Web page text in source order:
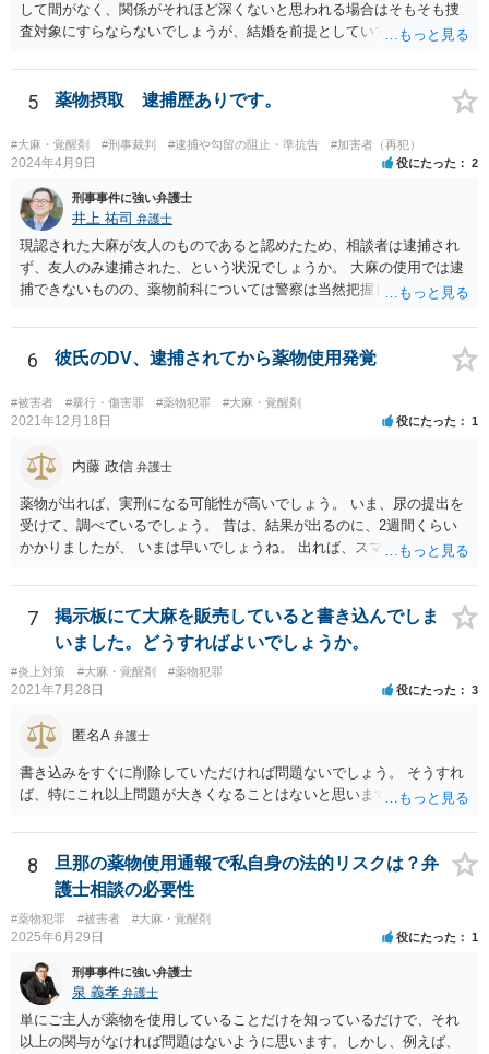
して間がなく、関係がそれほど深くないと思われる場合はそもそも捜
査対象にすらならないでしょうが、結婚を前提としていて、頻繁にLIN
ものがある、という事情が存在する場合、まずは任意での参考人聴取
が行われ、その結果を受けて捜索差押許可状の発布を検討する、とい
を疑われるやり取りが一切なく、共同所持が疑われる状況にないので
あれば、心配は特に必要ないかと思われます。
5 薬物摂取 逮捕歴ありです。
#大麻・覚醒剤 #刑事裁判 #逮捕や勾留の阻止・準抗告 #加害者（再犯）
2024年4月9日 役にたった 2
刑事事件に強い弁護士
井上 祐司 弁護士
現認された大麻が友人のものであると認めたため、相談者は逮捕され
ず、友人のみ逮捕された、という状況でしょうか。 大麻の使用では逮
捕できないものの、薬物前科については警察は当然把握しているた
かれることはありるると思います。
6 彼氏のDV、逮捕されてから薬物使用発覚
#被害者 #暴行・傷害罪 #薬物犯罪 #大麻・覚醒剤
2021年12月18日 役にたった 1
内藤 政信 弁護士
薬物が出れば、実刑になる可能性が高いでしょう。 いま、尿の提出を
受けて、調べているでしょう。 昔は、結果が出るのに、2週間くらい
かかりましたが、 いまは早いでしょうね。 出れば、スマホの押収と家
7
掲示板にて大麻を販売していると書き込んでしま
いました。どうすればよいでしょうか。
#炎上対策 #大麻・覚醒剤 #薬物犯罪
2021年7月28日 役にたった 3
匿名A 弁護士
書き込みをすぐに削除していただければ問題ないでしょう。 そうすれ
ば、特にこれ以上問題が大きくなることはないと思いますよ。
8
旦那の薬物使用通報で私自身の法的リスクは？弁
護士相談の必要性
#薬物犯罪 #被害者 #大麻・覚醒剤
2025年6月29日 役にたった 1
刑事事件に強い弁護士
泉 義孝 弁護士
単にご主人が薬物を使用していることだけを知っているだけで、それ
以上の関与がなければ問題はないように思います。しかし、例えば、